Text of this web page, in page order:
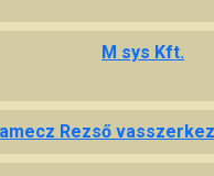
M sys Kft.
Rezső